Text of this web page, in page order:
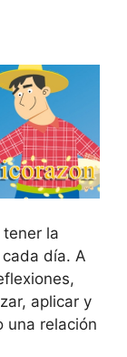
la
día. A
aplicar y
una relación